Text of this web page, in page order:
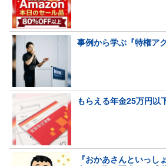
事例から学ぶ『特権ア
もらえる年金25万円以
『おかあさんといっし